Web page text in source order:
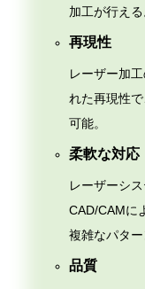
加工が行える
再現性
レーザー加
れた再現性
可能。
柔軟な対応
レーザーシ
CAD/CAMに
複雑なパタ
品質